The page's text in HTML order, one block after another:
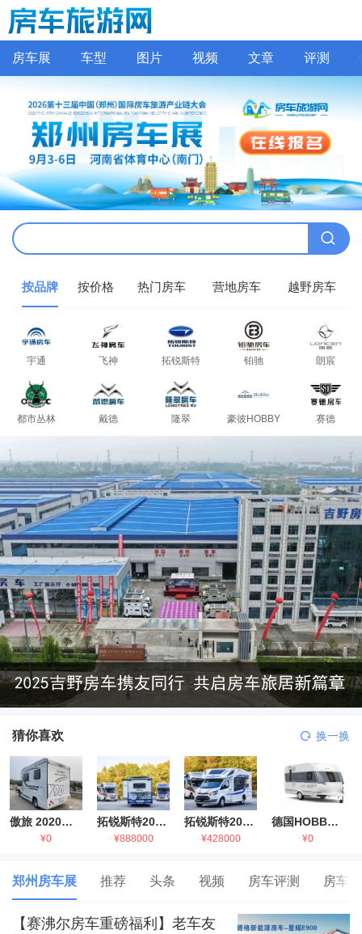
房车展 车型 图片 视频 文章 评测
按品牌 按价格 热门房车 营地房车 越野房车
宇通 飞神 拓锐斯特 铂驰 朗宸
都市丛林 戴德 隆翠 豪彼HOBBY 赛德
猜你喜欢 换一换
傲旅 2020金旅国六海狮房车
¥0
拓锐斯特2021款进口依维柯房车
¥888000
拓锐斯特2021款 福特T型锐典版房车
¥428000
德国HOBBY拖挂房车豪华版
¥0
郑州房车展 推荐 头条 视频 房车评测 房车
【赛沸尔房车重磅福利】老车友